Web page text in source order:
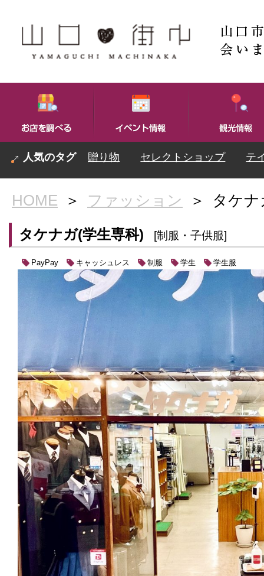
贈り物 セレクトショップ テ
HOME ＞ ファッション ＞ タケ
タケナガ(学生専科) [制服・子供服]
PayPay キャッシュレス 制服 学生 学生服